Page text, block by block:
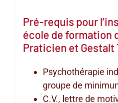
Pré-requis pour
école de formation
Praticien et Gestalt
Psychothérapie
groupe de
C.V., lettre de